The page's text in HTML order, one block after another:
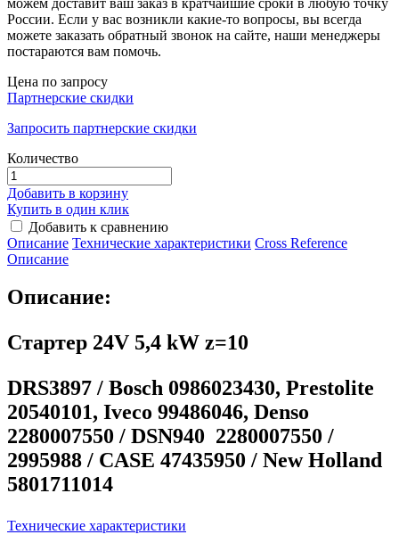
можем доставит ваш заказ в кратчайшие сроки в любую точку
России. Если у вас возникли какие-то вопросы, вы всегда
можете заказать обратный звонок на сайте, наши менеджеры
постараются вам помочь.
Цена по запросу
Партнерские скидки
Запросить партнерские скидки
Количество
Добавить в корзину
Купить в один клик
Добавить к сравнению
Описание Технические характеристики Сross Reference
Описание
Описание:
Стартер 24V 5,4 kW z=10
DRS3897 / Bosch 0986023430, Prestolite
20540101, Iveco 99486046, Denso
2280007550 / DSN940 2280007550 /
2995988 / CASE 47435950 / New Holland
5801711014
Технические характеристики